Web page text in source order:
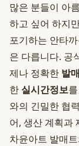
많은 분들이 아
하고 싶어 하지
포기하는 안타
은 다릅니다. 공
제나 정확한 발
한 실시간정보
와의 긴밀한 협
어, 생산 계획과
차윤아트 발매